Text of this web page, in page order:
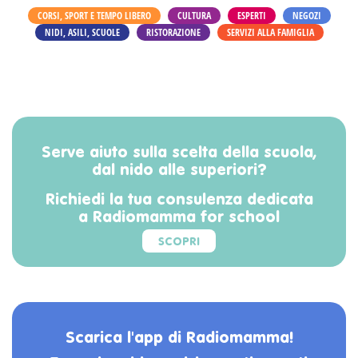
CORSI, SPORT E TEMPO LIBERO CULTURA ESPERTI
NEGOZI
NIDI, ASILI, SCUOLE
RISTORAZIONE SERVIZI ALLA FAMIGLIA
Serve aiuto sulla scelta della scuola,
dal nido alle superiori?
Richiedi la tua consulenza dedicata
a Radiomamma for school
SCOPRI
Scarica l'app di Radiomamma!